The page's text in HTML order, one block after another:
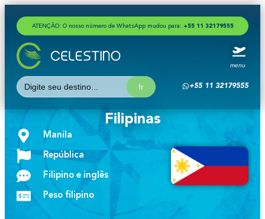
ATENÇÃO: O nosso número de WhatsApp mudou para: + 55 1 1 321 79555
menu
Search
for:
+55 11 32179555
Filipinas
Manila
República
Filipino e inglês
Peso filipino